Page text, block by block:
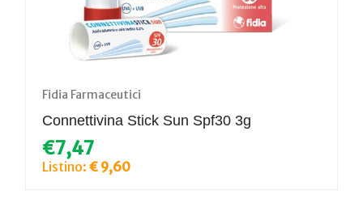
Fidia Farmaceutici
Connettivina Stick Sun Spf30 3g
€7,47
Listino: € 9,60